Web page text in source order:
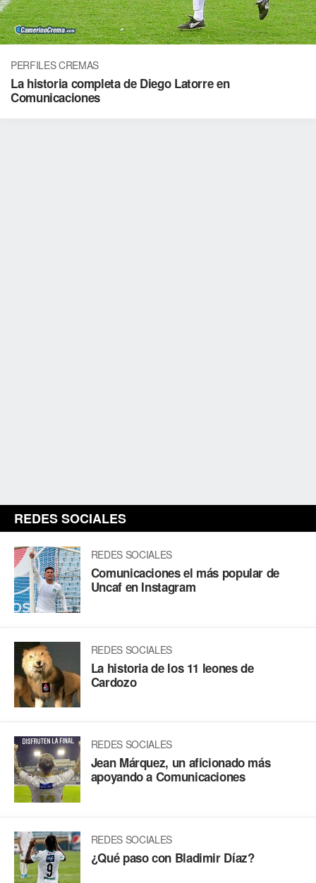
PERFILES CREMAS
La historia completa de Diego Latorre en
Comunicaciones
REDES SOCIALES
REDES SOCIALES
Comunicaciones el más popular de
Uncaf en Instagram
REDES SOCIALES
La historia de los 11 leones de
Cardozo
REDES SOCIALES
Jean Márquez, un aficionado más
apoyando a Comunicaciones
REDES SOCIALES
¿Qué paso con Bladimir Díaz?